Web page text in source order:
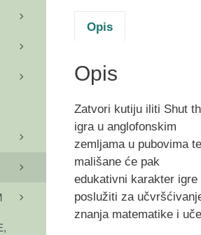
Opis
Opis
Zatvori kutiju iliti Shut
igra u anglofonskim
zemljama u pubovima
mališane će pak
edukativni karakter
poslužiti za
znanja matematike i